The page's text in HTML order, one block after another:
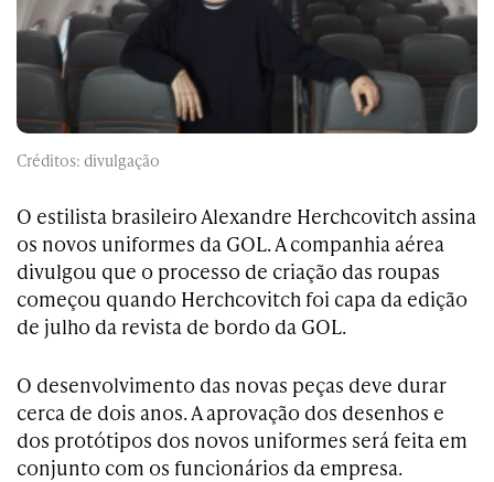
Créditos: divulgação
O estilista brasileiro Alexandre Herchcovitch assina
os novos uniformes da GOL. A companhia aérea
divulgou que o processo de criação das roupas
começou quando Herchcovitch foi capa da edição
de julho da revista de bordo da GOL.
O desenvolvimento das novas peças deve durar
cerca de dois anos. A aprovação dos desenhos e
dos protótipos dos novos uniformes será feita em
conjunto com os funcionários da empresa.